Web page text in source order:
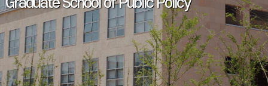
2026학년도 2학기 휴학 및 복학 신청 안내